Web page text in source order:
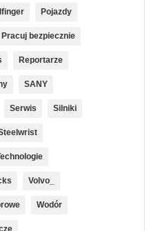
Pojazdy
Pracuj bezpiecznie
Reportarze
SANY
Serwis Silniki
Volvo_
Wodór